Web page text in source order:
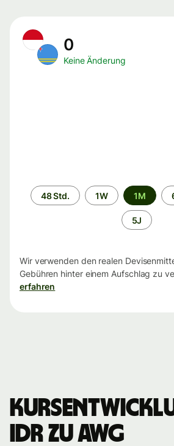
0
Keine Änderung
Zeitraum
48 Std. 1W 1M
5J
Wir verwenden den realen
Gebühren hinter einem Aufschlag zu
erfahren
IDR zu AWG